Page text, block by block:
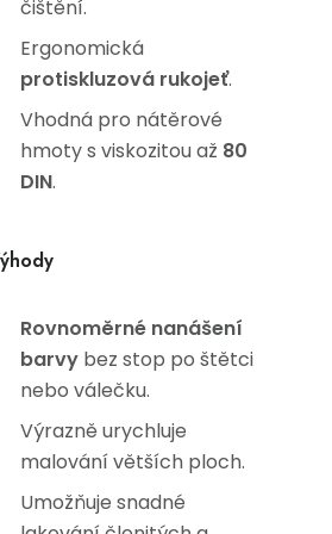
čištění.
Ergonomická
protiskluzová rukojeť.
Vhodná pro nátěrové
hmoty s viskozitou až 80
DIN.
Rovnoměrné nanášení
barvy bez stop po štětci
nebo válečku.
Výrazně urychluje
malování větších ploch.
Umožňuje snadné